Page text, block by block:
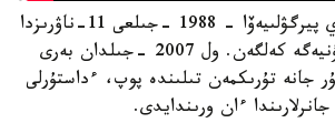
. ماحري پيرگۋلىيەۆا - 1988 -جىلعى 11-ناۋرىزدا
اشعابات قالاسىندا دۇنيەگە كەلگەن. ول 2007 -جىلدان بەرى
جانە تۇرىكمەن تىلىندە پوپ، ءداستۇرلى
ءان ورىندايدى.